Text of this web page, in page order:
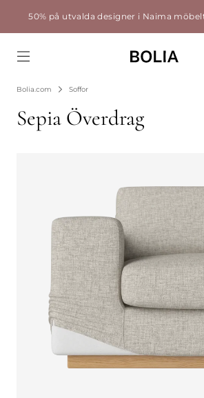
50% på utvalda designer i Naima
Bolia.com Soffor
Sepia Överdrag